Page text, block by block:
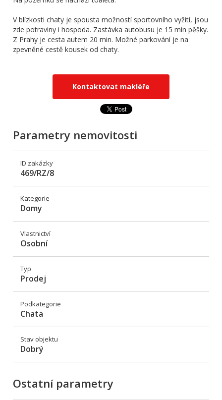
V blízkosti chaty je spousta možností sportovního vyžití, jsou
zde potraviny i hospoda. Zastávka autobusu je 15 min pěšky.
Z Prahy je cesta autem 20 min. Možné parkování je na
zpevněné cestě kousek od chaty.
Kontaktovat makléře
Parametry nemovitosti
ID zakázky
469/RZ/8
Kategorie
Domy
Vlastnictví
Osobní
Typ
Prodej
Podkategorie
Chata
Stav objektu
Dobrý
Ostatní parametry